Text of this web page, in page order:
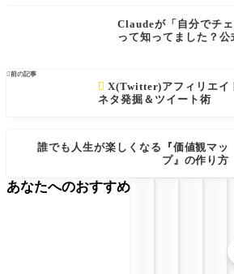
Claudeが「自分でチ
って知ってました？
前の記事
 X(Twitter)アフィリエイ
ネタ発掘＆ツイート術
誰でも人生が楽しくなる『価値観マッ
プ』の作り方
あなたへのおすすめ